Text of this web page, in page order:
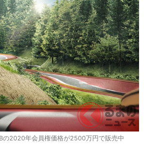
の2020年会員権価格が2500万円で販売中